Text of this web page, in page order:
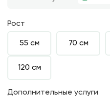
Рост
55 см 70 см
120 см
Дополнительные услуги